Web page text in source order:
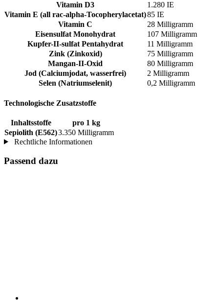
Vitamin D3
1.280 IE
Vitamin E (all rac-alpha-Tocopherylacetat)85 IE
Vitamin C
28 Milligramm
Eisensulfat Monohydrat
107 Milligramm
Kupfer-II-sulfat Pentahydrat
11 Milligramm
Zink (Zinkoxid)
75 Milligramm
Mangan-II-Oxid
80 Milligramm
Jod (Calciumjodat, wasserfrei)
2 Milligramm
Selen (Natriumselenit)
0,2 Milligramm
Technologische Zusatzstoffe
Inhaltsstoffe
pro 1 kg
Sepiolith (E562)3.350 Milligramm
Rechtliche Informationen
Passend dazu